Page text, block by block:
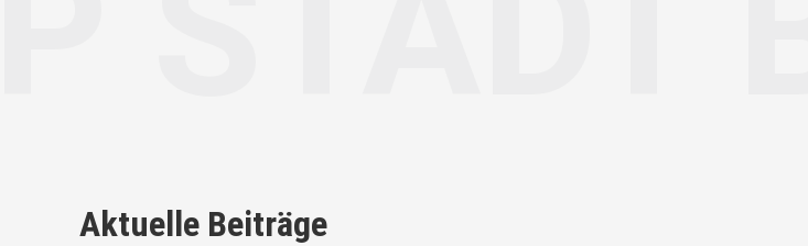
Aktuelle Beiträge